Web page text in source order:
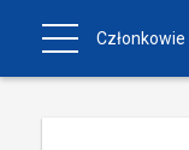
Członkowie